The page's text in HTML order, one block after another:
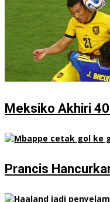
Meksiko Akhiri
Prancis